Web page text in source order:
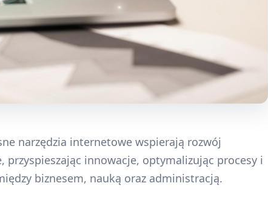
narzędzia internetowe wspierają rozwój
innowacje, optymalizując procesy i
biznesem, nauką oraz administracją.